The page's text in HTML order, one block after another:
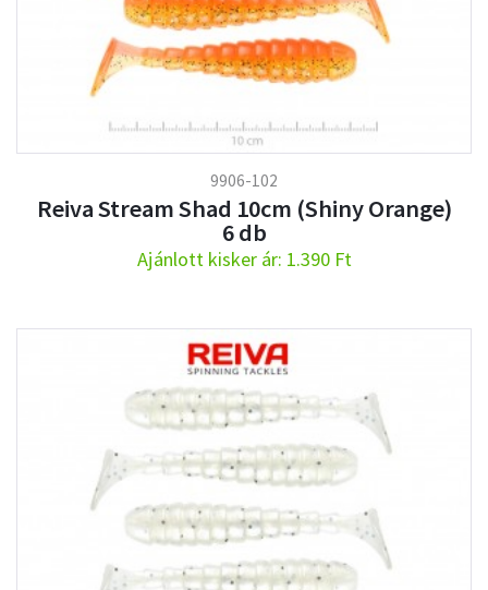
9906-102
Reiva Stream Shad 10cm (Shiny Orange)
6 db
Ajánlott kisker ár: 1.390 Ft